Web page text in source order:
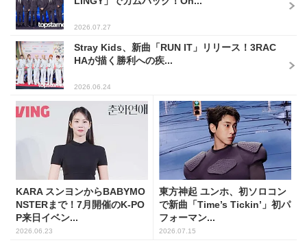
2026.07.27
Stray Kids、新曲「RUN IT」リリース！3RAC
HAが描く勝利への疾...
2026.06.24
KARA スンヨンからBABYMO
NSTERまで！7月開催のK-PO
P来日イベン...
2026.06.23
東方神起 ユンホ、初ソロコン
で新曲「Time’s Tickin’」初パ
フォーマン...
2026.07.15